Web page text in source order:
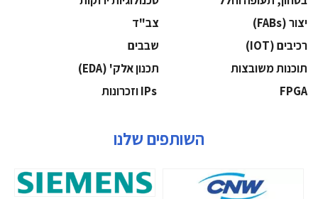
‫יצור (‪(FABs‬‬
‫צב"ד‬
‫רכיבים‬ (IOT)
‫שבבים‬
‫תוכנות משובצות‬
‫תכנון אלק' (‪(EDA‬‬
‫‪FPGA‬‬
השותפים שלנו